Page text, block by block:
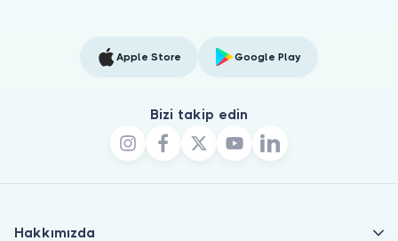
Apple Store Google Play
Bizi takip edin
Hakkımızda